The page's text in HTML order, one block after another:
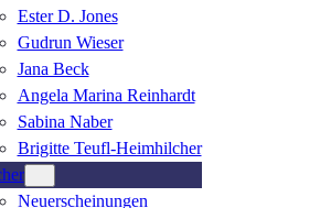
Ester D. Jones
Gudrun Wieser
Jana Beck
Angela Marina Reinhardt
Sabina Naber
Brigitte Teufl-Heimhilcher
Neuerscheinungen